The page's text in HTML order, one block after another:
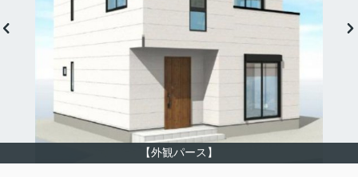
【外観パース】